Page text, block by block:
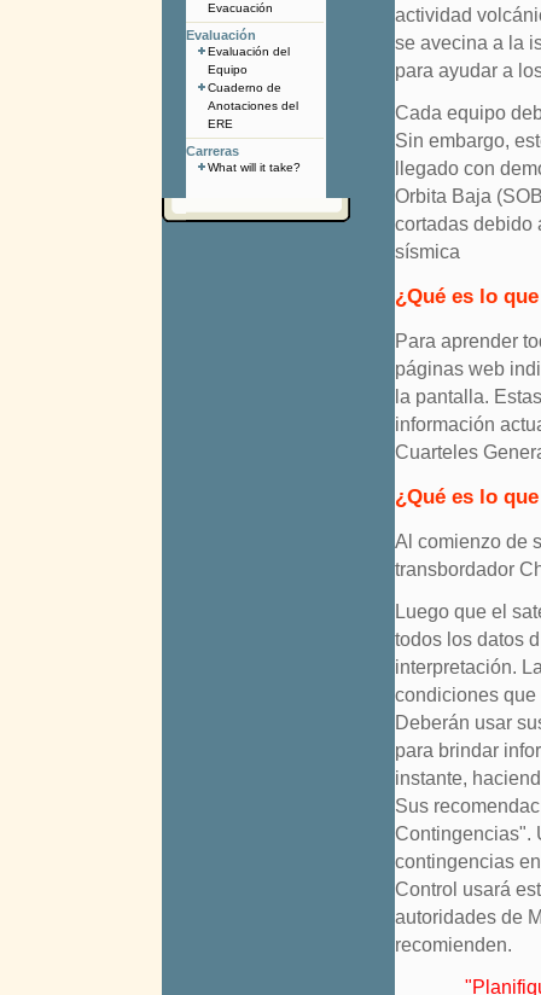
Evacuación
Evaluación
Evaluación del
Equipo
Cuaderno de
Anotaciones del
ERE
Carreras
What will it take?
actividad
se avecina a la
para ayudar a
Cada equipo
Sin embargo,
llegado con
Orbita Baja
cortadas debido
sísmica
¿Qué es lo
Para aprender
páginas web
la pantalla.
información
Cuarteles
¿Qué es lo
Al comienzo de
transbordador
Luego que el
todos los datos
interpretación.
condiciones que
Deberán usar
para brindar
instante,
Sus
Contingencias".
contingencias
Control usará
autoridades de
recomienden.